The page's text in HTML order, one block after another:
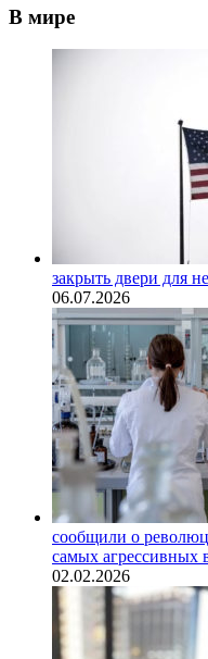
В мире
закрыть двери для
06.07.2026
сообщили о
самых агрессивных
02.02.2026